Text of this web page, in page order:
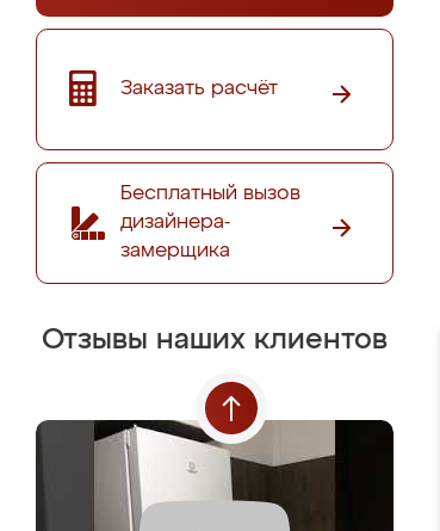
Заказать расчёт
Бесплатный вызов
дизайнера-
замерщика
Отзывы наших клиентов